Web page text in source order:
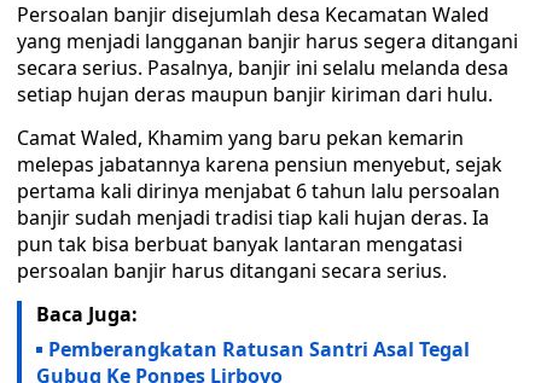
Persoalan banjir disejumlah desa Kecamatan Waled
yang menjadi langganan banjir harus segera ditangani
secara serius. Pasalnya, banjir ini selalu melanda desa
setiap hujan deras maupun banjir kiriman dari hulu.
Camat Waled, Khamim yang baru pekan kemarin
melepas jabatannya karena pensiun menyebut, sejak
pertama kali dirinya menjabat 6 tahun lalu persoalan
banjir sudah menjadi tradisi tiap kali hujan deras. Ia
pun tak bisa berbuat banyak lantaran mengatasi
persoalan banjir harus ditangani secara serius.
Baca Juga:
Pemberangkatan Ratusan Santri Asal Tegal
Gubug Ke Ponpes Lirboyo